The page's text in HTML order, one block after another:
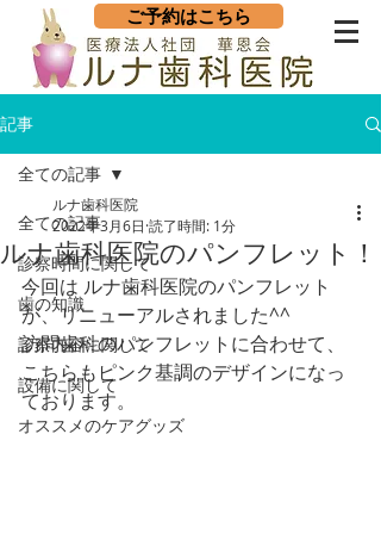
ご予約はこちら
記事
全ての記事
診察時間に関して
歯の知識
診察内容に関して
設備に関して
オススメのケアグッズ
全ての記事
ルナ歯科医院のパンフレット！
ルナ歯科医院
2022年3月6日 読了時間: 1分
今回は ルナ歯科医院のパンフレット
が、リニューアルされました^^
訪問歯科のパンフレットに合わせて、
こちらもピンク基調のデザインになっ
ております。